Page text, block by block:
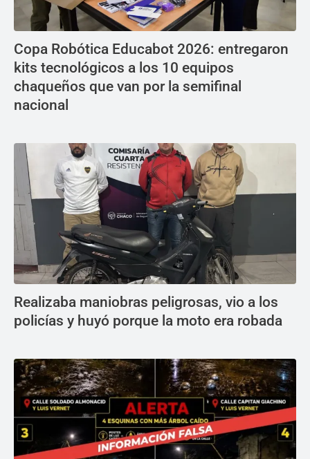
Copa Robótica Educabot 2026: entregaron
kits tecnológicos a los 10 equipos
chaqueños que van por la semifinal
nacional
Realizaba maniobras peligrosas, vio a los
policías y huyó porque la moto era robada